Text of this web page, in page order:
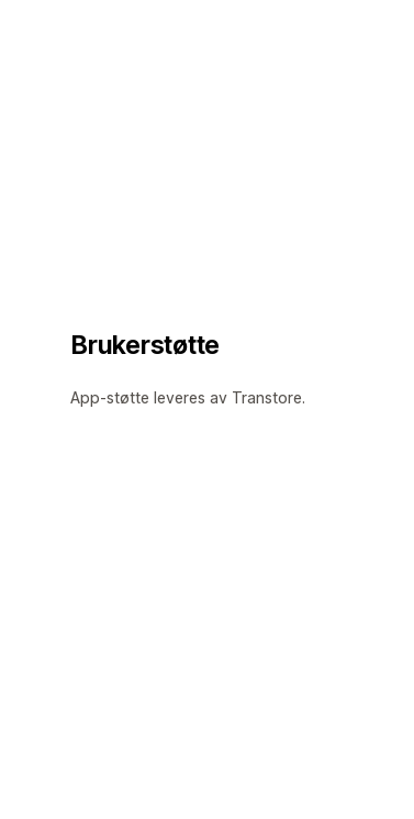
Brukerstøtte
App-støtte leveres av Transtore.